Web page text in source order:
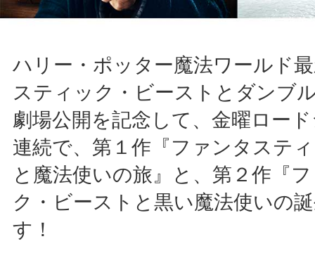
ハリー・ポッター魔法ワールド
スティック・ビーストとダンブ
劇場公開を記念して、金曜ロー
連続で、第１作『ファンタステ
と魔法使いの旅』と、第２作『
ク・ビーストと黒い魔法使いの
す！